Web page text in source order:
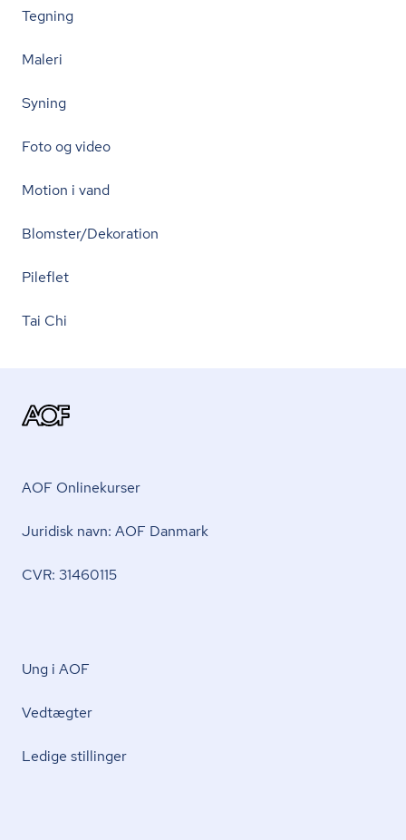
Tegning
Maleri
Syning
Foto og video
Motion i vand
Blomster/Dekoration
Pileflet
Tai Chi
AOF Onlinekurser
Juridisk navn: AOF Danmark
CVR: 31460115
Ung i AOF
Vedtægter
Ledige stillinger